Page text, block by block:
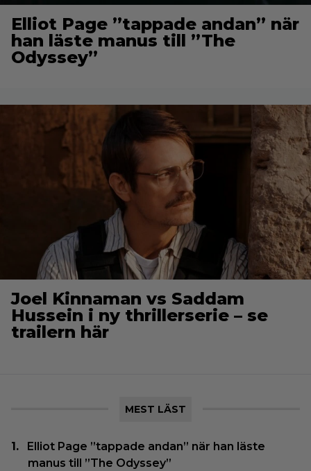
Elliot Page ”tappade andan” när
han läste manus till ”The
Odyssey”
Joel Kinnaman vs Saddam
Hussein i ny thrillerserie – se
trailern här
MEST LÄST
Elliot Page ”tappade andan” när han läste
manus till ”The Odyssey”